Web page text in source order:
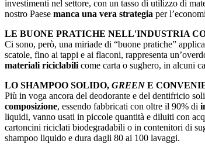
investimenti nel settore, con un tasso di utilizzo di
nostro Paese manca una vera strategia per
LE BUONE PRATICHE NELL'INDUSTRIA
Ci sono, però, una miriade di “buone pratiche”
scatole, fino ai tappi e ai flaconi, rappresenta
materiali riciclabili come carta o sughero, in alcuni
LO SHAMPOO SOLIDO, GREEN E
Più in voga ancora del deodorante e del dentifricio
composizione, essendo fabbricati con oltre il 90% di
liquidi, vanno usati in piccole quantità e diluiti con
cartoncini riciclati biodegradabili o in contenitori di
shampoo liquido e dura dagli 80 ai 100 lavaggi.